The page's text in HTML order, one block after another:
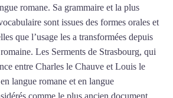
romane. Sa grammaire et la plus
sont issues des formes orales et
que l’usage les a transformées depuis
Les Serments de Strasbourg, qui
entre Charles le Chauve et Louis le
langue romane et en langue
comme le plus ancien document